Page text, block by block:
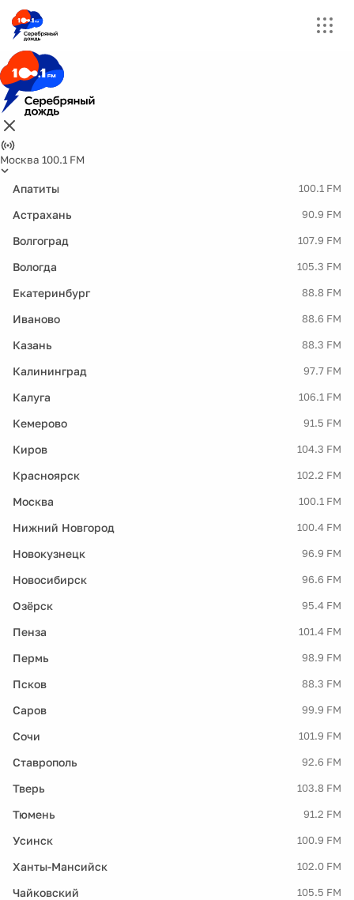
Москва 100.1 FM
Апатиты 100.1 FM
Астрахань 90.9 FM
Волгоград 107.9 FM
Вологда 105.3 FM
Екатеринбург 88.8 FM
Иваново 88.6 FM
Казань 88.3 FM
Калининград 97.7 FM
Калуга 106.1 FM
Кемерово 91.5 FM
Киров 104.3 FM
Красноярск 102.2 FM
Москва 100.1 FM
Нижний Новгород 100.4 FM
Новокузнецк 96.9 FM
Новосибирск 96.6 FM
Озёрск 95.4 FM
Пенза 101.4 FM
Пермь 98.9 FM
Псков 88.3 FM
Саров 99.9 FM
Сочи 101.9 FM
Ставрополь 92.6 FM
Тверь 103.8 FM
Тюмень 91.2 FM
Усинск 100.9 FM
Ханты-Мансийск 102.0 FM
Чайковский 105.5 FM